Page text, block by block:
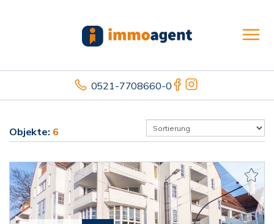
0521-7708660-0
Objekte: 6